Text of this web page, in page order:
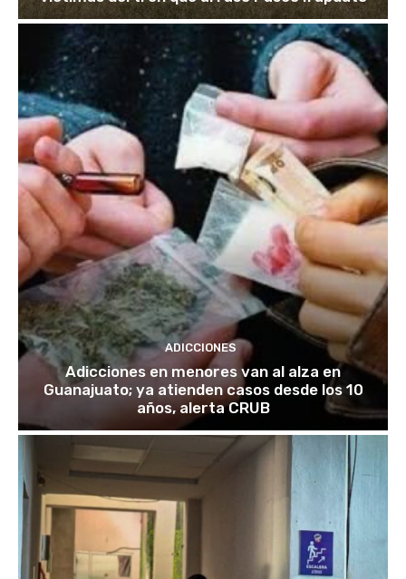
ADICCIONES
Adicciones en menores van al alza en
Guanajuato; ya atienden casos desde los 10
años, alerta CRUB